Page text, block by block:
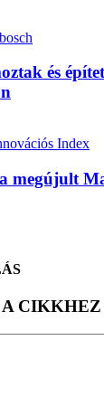
és
megújult
CIKKHEZ